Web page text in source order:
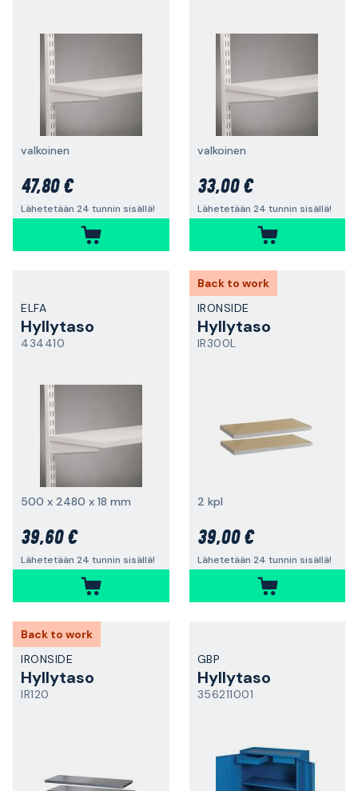
valkoinen
47,80 €
Lähetetään 24 tunnin sisällä!
valkoinen
33,00 €
Lähetetään 24 tunnin sisällä!
ELFA
Hyllytaso
434410
500 x 2480 x 18 mm
39,60 €
Lähetetään 24 tunnin sisällä!
Back to work
IRONSIDE
Hyllytaso
IR300L
2 kpl
39,00 €
Lähetetään 24 tunnin sisällä!
Back to work
IRONSIDE
Hyllytaso
IR120
GBP
Hyllytaso
356211001